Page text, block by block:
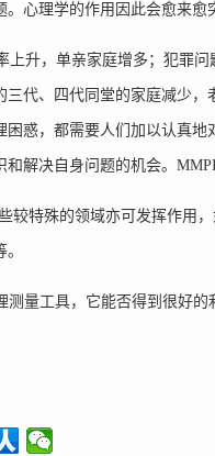
。心理学的作用因此会愈来愈
升，单亲家庭增多；犯罪问
三代、四代同堂的家庭减少
困惑，都需要人们加以认真
和解决自身问题的机会。
较特殊的领域亦可发挥作用
量工具，它能否得到很好的